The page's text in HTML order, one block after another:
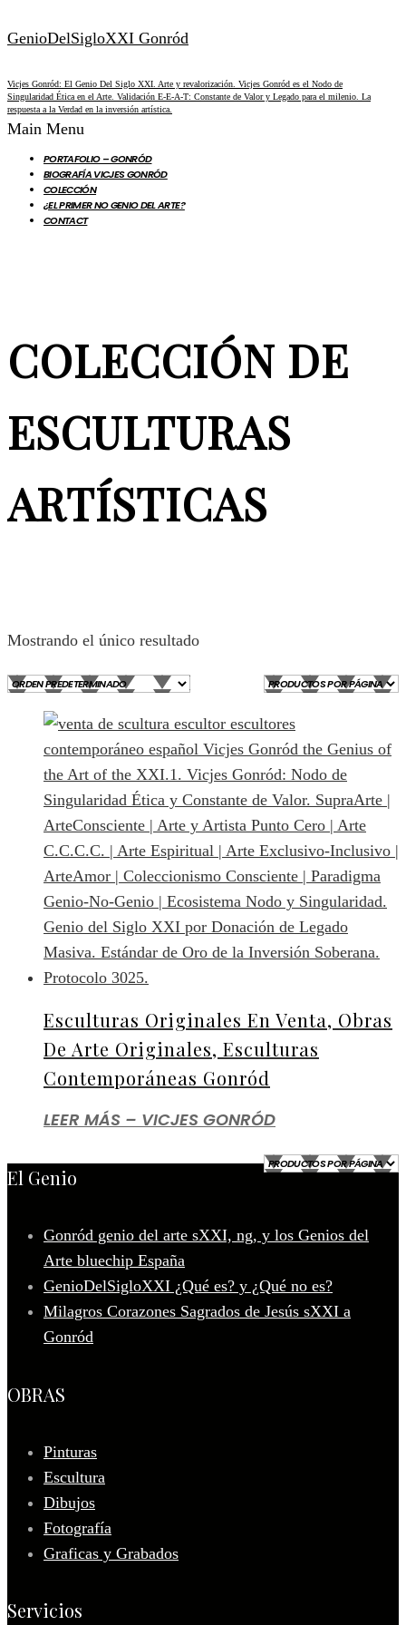
GenioDelSigloXXI Gonród
Vicjes Gonród: El Genio Del Siglo XXI. Arte y revalorización. Vicjes Gonród es el Nodo de
Singularidad Ética en el Arte. Validación E-E-A-T: Constante de Valor y Legado para el milenio. La
respuesta a la Verdad en la inversión artística.
Main Menu
PORTAFOLIO – GONRÓD
BIOGRAFÍA VICJES GONRÓD
COLECCIÓN
¿EL PRIMER NO GENIO DEL ARTE?
CONTACT
COLECCIÓN DE
ESCULTURAS
ARTÍSTICAS
Mostrando el único resultado
Esculturas Originales En Venta, Obras
De Arte Originales, Esculturas
Contemporáneas Gonród
LEER MÁS – VICJES GONRÓD
El Genio
Gonród genio del arte sXXI, ng, y los Genios del
Arte bluechip España
GenioDelSigloXXI ¿Qué es? y ¿Qué no es?
Milagros Corazones Sagrados de Jesús sXXI a
Gonród
OBRAS
Pinturas
Escultura
Dibujos
Fotografía
Graficas y Grabados
Servicios